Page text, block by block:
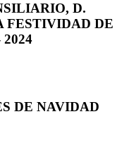
D.
FESTIVIDAD DE
DE NAVIDAD